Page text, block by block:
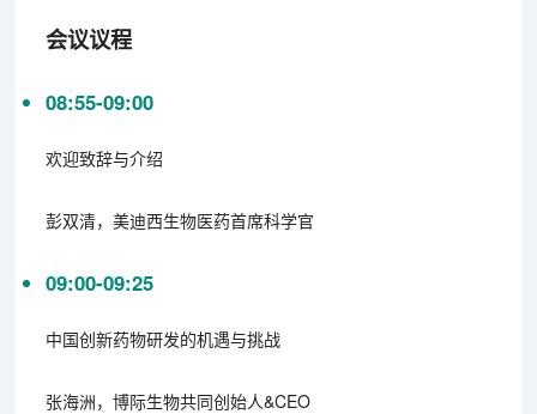
会议议程
08:55-09:00
欢迎致辞与介绍
彭双清，美迪西生物医药首席科学官
09:00-09:25
中国创新药物研发的机遇与挑战
张海洲，博际生物共同创始人&CEO